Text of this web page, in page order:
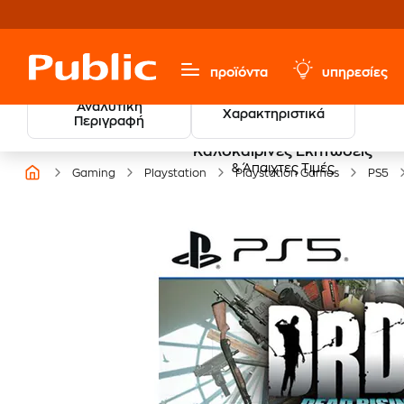
προϊόντα υπηρεσίες
Αναλυτική
Περιγραφή
Χαρακτηριστικά
Καλοκαιρινές Εκπτώσεις
& Άπαιχτες Τιμές
Gaming Playstation Playstation Games PS5